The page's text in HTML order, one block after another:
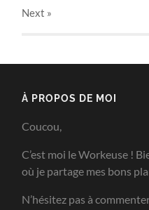
Next »
À PROPOS DE MOI
Coucou,
C’est moi le Workeuse !
où je partage mes bons
N’hésitez pas à